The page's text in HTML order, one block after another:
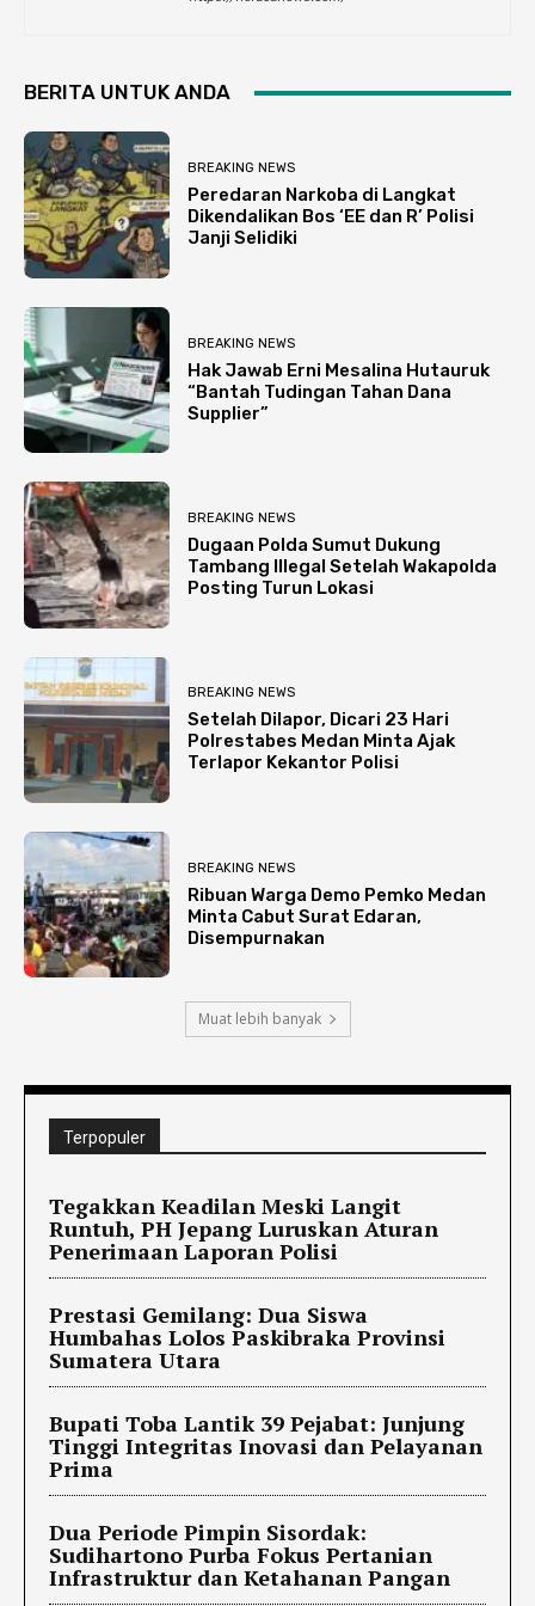
BERITA UNTUK ANDA
BREAKING NEWS
Peredaran Narkoba di Langkat
Dikendalikan Bos ‘EE dan R’ Polisi
Janji Selidiki
BREAKING NEWS
Hak Jawab Erni Mesalina Hutauruk
“Bantah Tudingan Tahan Dana
Supplier”
BREAKING NEWS
Dugaan Polda Sumut Dukung
Tambang Illegal Setelah Wakapolda
Posting Turun Lokasi
BREAKING NEWS
Setelah Dilapor, Dicari 23 Hari
Polrestabes Medan Minta Ajak
Terlapor Kekantor Polisi
BREAKING NEWS
Ribuan Warga Demo Pemko Medan
Minta Cabut Surat Edaran,
Disempurnakan
Muat lebih banyak
Terpopuler
Tegakkan Keadilan Meski Langit
Runtuh, PH Jepang Luruskan Aturan
Penerimaan Laporan Polisi
Prestasi Gemilang: Dua Siswa
Humbahas Lolos Paskibraka Provinsi
Sumatera Utara
Bupati Toba Lantik 39 Pejabat: Junjung
Tinggi Integritas Inovasi dan Pelayanan
Prima
Dua Periode Pimpin Sisordak:
Sudihartono Purba Fokus Pertanian
Infrastruktur dan Ketahanan Pangan